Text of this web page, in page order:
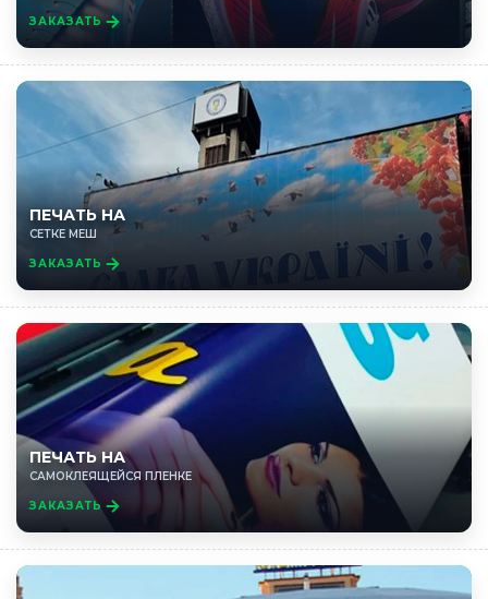
ЗАКАЗАТЬ
ПЕЧАТЬ НА
СЕТКЕ МЕШ
ЗАКАЗАТЬ
ПЕЧАТЬ НА
САМОКЛЕЯЩЕЙСЯ ПЛЕНКЕ
ЗАКАЗАТЬ